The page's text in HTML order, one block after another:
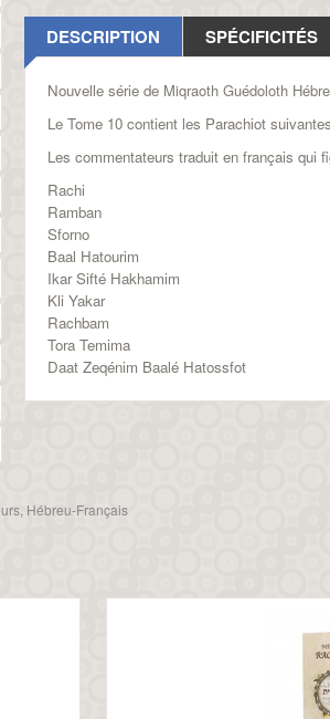
DESCRIPTION SPÉCIFICITÉS
Nouvelle série de Miqraoth Guédoloth
Le Tome 10 contient les Parachiot
Les commentateurs traduit en français qui
Rachi
Ramban
Sforno
Baal Hatourim
Ikar Sifté Hakhamim
Kli Yakar
Rachbam
Tora Temima
Daat Zeqénim Baalé Hatossfot
, Hébreu-Français